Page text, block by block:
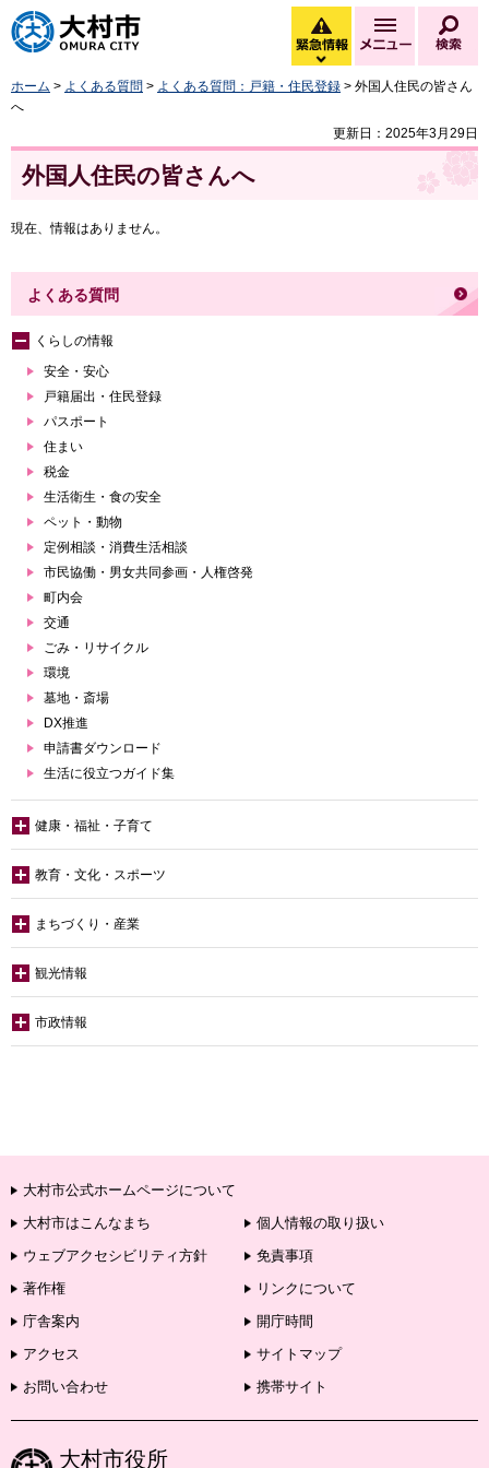
大村市
緊急情報
緊急情報を開く
メニュー
ホーム > よくある質問 > よくある質問：戸籍・住民登録 > 外国人住民の皆さん
へ
更新日：2025年3月29日
外国人住民の皆さんへ
現在、情報はありません。
よくある質問
くらしの情報
安全・安心
戸籍届出・住民登録
パスポート
住まい
税金
生活衛生・食の安全
ペット・動物
定例相談・消費生活相談
市民協働・男女共同参画・人権啓発
町内会
交通
ごみ・リサイクル
環境
墓地・斎場
DX推進
申請書ダウンロード
生活に役立つガイド集
健康・福祉・子育て
教育・文化・スポーツ
まちづくり・産業
観光情報
市政情報
大村市公式ホームページについて
大村市はこんなまち
個人情報の取り扱い
ウェブアクセシビリティ方針
免責事項
著作権
リンクについて
庁舎案内
開庁時間
アクセス
サイトマップ
お問い合わせ
携帯サイト
大村市役所